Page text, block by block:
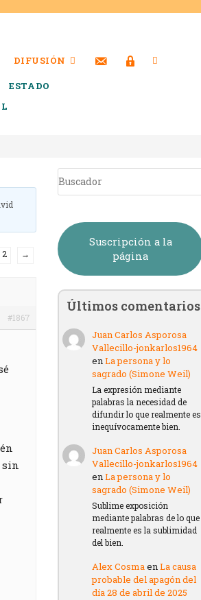
DIFUSIÓN
ESTADO
2 →
#1867
sin
Suscripción a la
página
Últimos comentarios
Juan Carlos Asporosa
Vallecillo-jonkarlos1964
enLa persona y lo
sagrado (Simone Weil)
La expresión mediante
palabras la necesidad de
difundir lo que realmente es
inequívocamente bien.
Juan Carlos Asporosa
Vallecillo-jonkarlos1964
enLa persona y lo
sagrado (Simone Weil)
Sublime exposición
mediante palabras de lo que
realmente es la sublimidad
del bien.
Alex CosmaenLa causa
probable del apagón del
día 28 de abril de 2025